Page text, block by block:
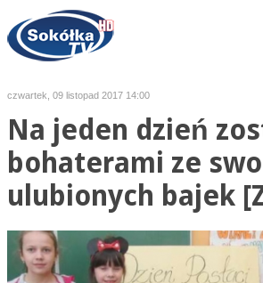
czwartek, 09 listopad 2017 14:00
Na jeden dzień
bohaterami ze
ulubionych bajek